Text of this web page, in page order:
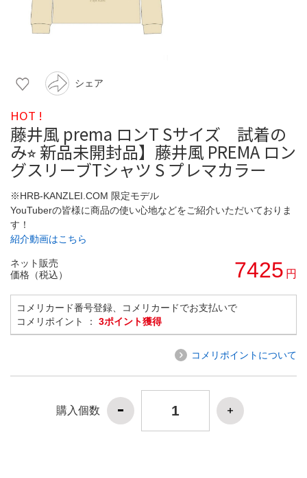
シェア
HOT !
藤井風 prema ロンT Sサイズ 試着の
み⭐︎ 新品未開封品】藤井風 PREMA ロン
グスリーブTシャツ S プレマカラー
※HRB-KANZLEI.COM 限定モデル
YouTuberの皆様に商品の使い心地などをご紹介いただいておりま
す！
紹介動画はこちら
ネット販売
価格（税込）
7425 円
コメリカード番号登録、コメリカードでお支払いで
コメリポイント ： 3ポイント獲得
コメリポイントについて
購入個数